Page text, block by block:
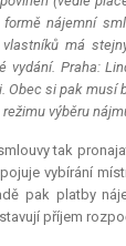
nájemní
má
vydání. Praha:
Obec si pak musí
výběru
tak
vybírání
pak platby
příjem